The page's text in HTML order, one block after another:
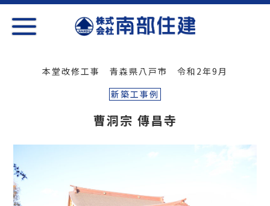
本堂改修工事 青森県八戸市 令和2年9月
新築工事例
曹洞宗 傳昌寺